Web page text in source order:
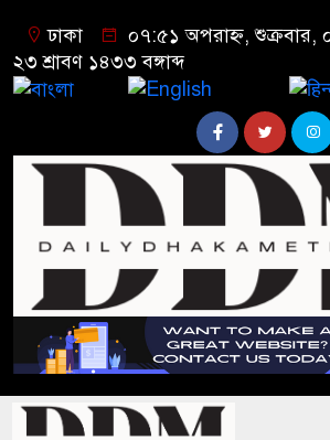
ঢাকা
০৭:৫১ অপরাহ্ন, শুক্রবার,
২৩ শ্রাবণ ১৪৩৩ বঙ্গাব্দ